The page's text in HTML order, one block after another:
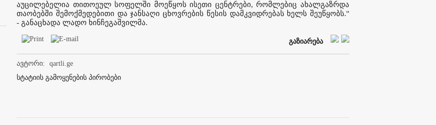
აუცილებელია თითოეულ სოფელში მოეწყოს ისეთი ცენტრები, რომლებიც ახალგაზრდა
თაობებში შემოქმედებითი და ჯანსაღი ცხოვრების წესის დამკვიდრებას ხელს შეუწყობს.''
- განაცხადა ლადო ხინჩეგაშვილმა.
გაზიარება
ავტორი:
qartli.ge
სტატიის გამოყენების პირობები